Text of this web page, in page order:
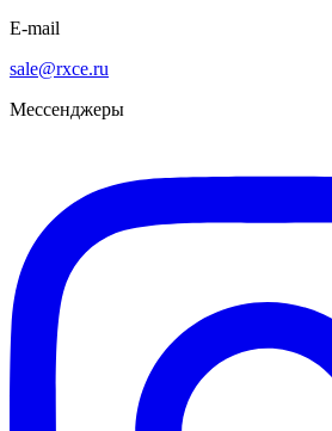
E-mail
sale@rxce.ru
Мессенджеры